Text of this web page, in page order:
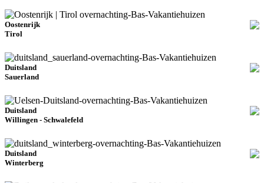
Oostenrijk
Tirol
Duitsland
Sauerland
Duitsland
Willingen - Schwalefeld
Duitsland
Winterberg